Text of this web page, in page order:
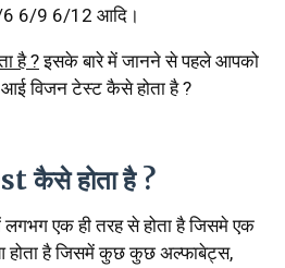
6 6/9 6/12 आदि।
है ?इसके बारे में जानने से पहले आपको
विजन टेस्ट कैसे होता है ?
कैसे होता है ?
एक ही तरह से होता है जिसमे एक
होता है जिसमें कुछ कुछ अल्फाबेट्स,